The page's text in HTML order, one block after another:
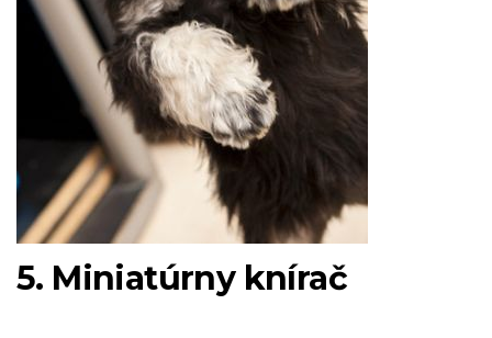
5. Miniatúrny knírač